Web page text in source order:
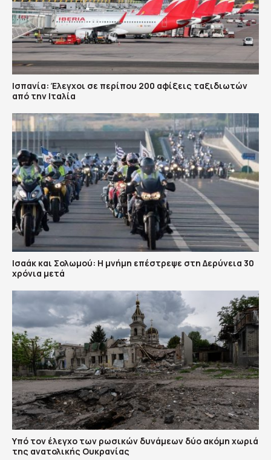
Ισπανία: Έλεγχοι σε περίπου 200 αφίξεις ταξιδιωτών
από την Ιταλία
Ισαάκ και Σολωμού: Η μνήμη επέστρεψε στη Δερύνεια 30
χρόνια μετά
Υπό τον έλεγχο των ρωσικών δυνάμεων δύο ακόμη χωριά
της ανατολικής Ουκρανίας